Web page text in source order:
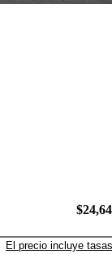
El precio incluye tasas